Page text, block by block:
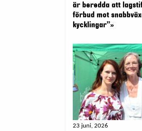
är beredda att
förbud mot
kycklingar”»
23 juni, 2026